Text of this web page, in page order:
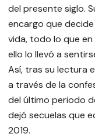
del presente siglo.
encargo que
vida, todo lo que
ello lo llevó a
Así, tras su lectura
a través de la
del último periodo
dejó secuelas que
2019.